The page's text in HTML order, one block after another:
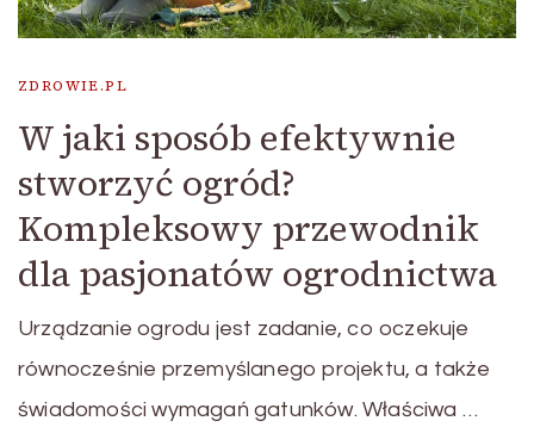
ZDROWIE.PL
W jaki sposób efektywnie
stworzyć ogród?
Kompleksowy przewodnik
dla pasjonatów ogrodnictwa
Urządzanie ogrodu jest zadanie, co oczekuje
równocześnie przemyślanego projektu, a także
świadomości wymagań gatunków. Właściwa …